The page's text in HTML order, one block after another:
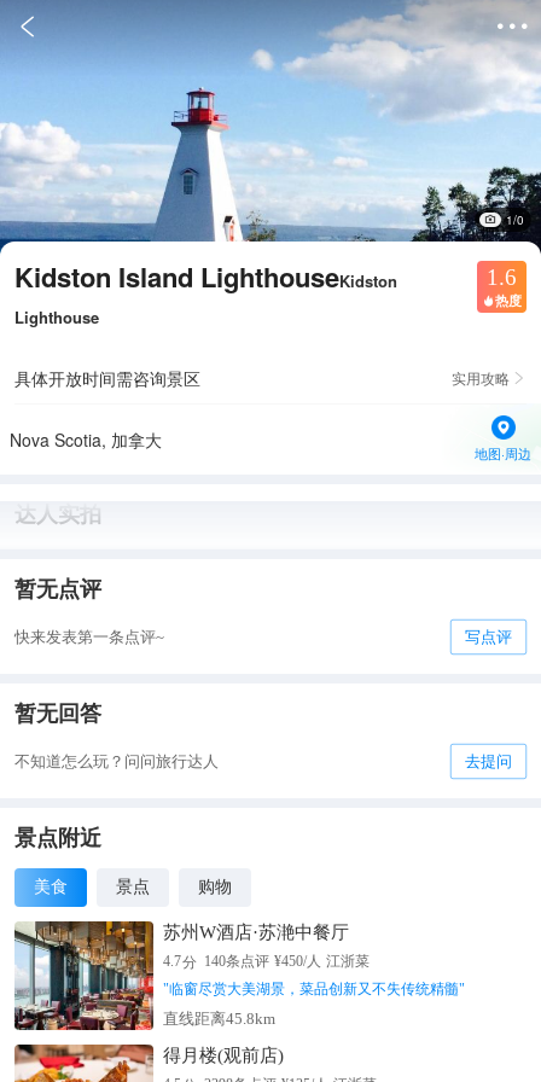
 
1/0
Kidston Island LighthouseKidston
Lighthouse
1.6
 热度
具体开放时间需咨询景区 实用攻略 
Nova Scotia, 加拿大
地图·周边
达人实拍
暂无点评
快来发表第一条点评~ 写点评
暂无回答
不知道怎么玩？问问旅行达人 去提问
景点附近
美食 景点 购物
苏州W酒店·苏滟中餐厅
4.7分 140条点评 ¥450/人 江浙菜
"临窗尽赏大美湖景，菜品创新又不失传统精髓"
直线距离45.8km
得月楼(观前店)